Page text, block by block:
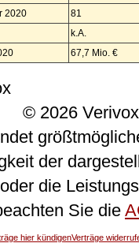
2020
81
k.A.
67,7 Mio. €
© 2026
der
die
Sie die
hier kündigenVerträge